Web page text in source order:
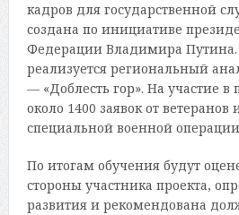
кадров для государственной
создана по инициативе
Федерации Владимира Путина.
реализуется региональный
— «Доблесть гор». На участие в
около 1400 заявок от ветеранов
специальной военной
По итогам обучения будут
стороны участника проекта,
развития и рекомендована